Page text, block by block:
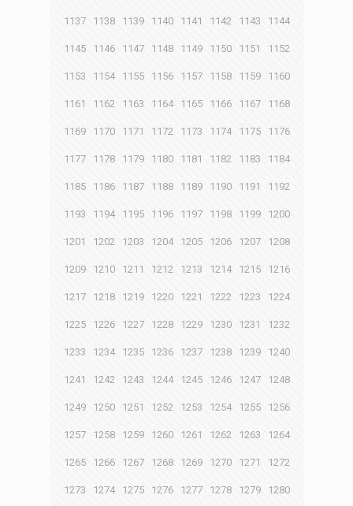
1137 1138 1139 1140 1141 1142 1143 1144
1145 1146 1147 1148 1149 1150 1151 1152
1153 1154 1155 1156 1157 1158 1159 1160
1161 1162 1163 1164 1165 1166 1167 1168
1169 1170 1171 1172 1173 1174 1175 1176
1177 1178 1179 1180 1181 1182 1183 1184
1185 1186 1187 1188 1189 1190 1191 1192
1193 1194 1195 1196 1197 1198 1199 1200
1201 1202 1203 1204 1205 1206 1207 1208
1209 1210 1211 1212 1213 1214 1215 1216
1217 1218 1219 1220 1221 1222 1223 1224
1225 1226 1227 1228 1229 1230 1231 1232
1233 1234 1235 1236 1237 1238 1239 1240
1241 1242 1243 1244 1245 1246 1247 1248
1249 1250 1251 1252 1253 1254 1255 1256
1257 1258 1259 1260 1261 1262 1263 1264
1265 1266 1267 1268 1269 1270 1271 1272
1273 1274 1275 1276 1277 1278 1279 1280